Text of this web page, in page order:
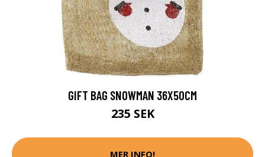
GIFT BAG SNOWMAN 36X50CM
235 SEK
MER INFO!